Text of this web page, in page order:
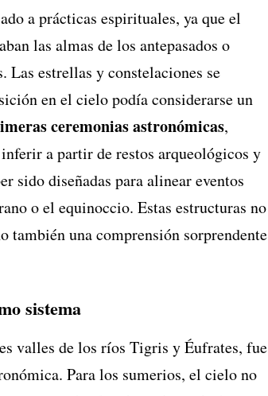
a prácticas espirituales, ya que el
las almas de los antepasados o
Las estrellas y constelaciones se
en el cielo podía considerarse un
ceremonias astronómicas,
a partir de restos arqueológicos y
sido diseñadas para alinear eventos
o el equinoccio. Estas estructuras no
también una comprensión sorprendente
sistema
valles de los ríos Tigris y Éufrates, fue
Para los sumerios, el cielo no